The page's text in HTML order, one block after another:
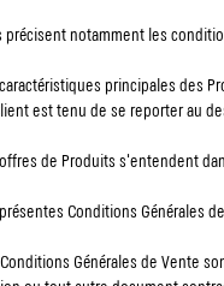
précisent notamment les
principales des
est tenu de se reporter au
de Produits s'entendent
Conditions Générales
Générales de Vente